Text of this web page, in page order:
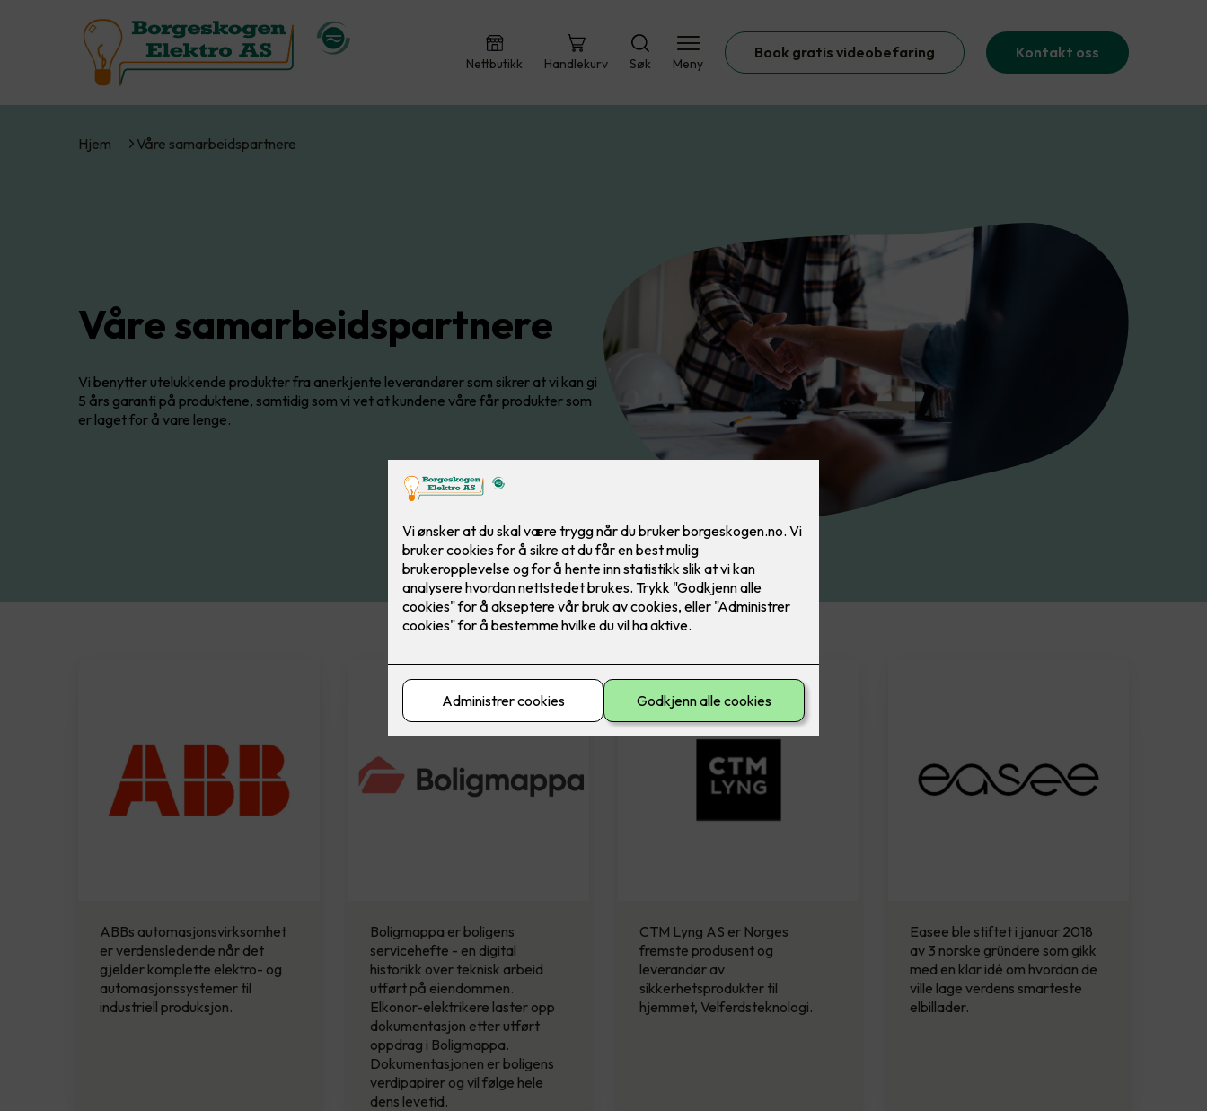
Nettbutikk Handlekurv Søk Meny
Book gratis videobefaring Kontakt oss
Hjem Våre samarbeidspartnere
Våre samarbeidspartnere
Vi benytter utelukkende produkter fra anerkjente leverandører som sikrer at vi kan gi
5 års garanti på produktene, samtidig som vi vet at kundene våre får produkter som
er laget for å vare lenge.
ABBs automasjonsvirksomhet
er verdensledende når det
gjelder komplette elektro- og
automasjonssystemer til
industriell produksjon.
Boligmappa er boligens
servicehefte - en digital
historikk over teknisk arbeid
utført på eiendommen.
Elkonor-elektrikere laster opp
dokumentasjon etter utført
oppdrag i Boligmappa.
Dokumentasjonen er boligens
verdipapirer og vil følge hele
dens levetid.
CTM Lyng AS er Norges
fremste produsent og
leverandør av
sikkerhetsprodukter til
hjemmet, Velferdsteknologi.
Easee ble stiftet i januar 2018
av 3 norske gründere som gikk
med en klar idé om hvordan de
ville lage verdens smarteste
elbillader.